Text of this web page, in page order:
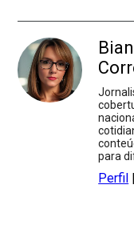
para
Perfil